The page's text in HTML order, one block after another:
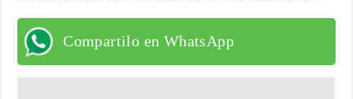
Compartilo en WhatsApp